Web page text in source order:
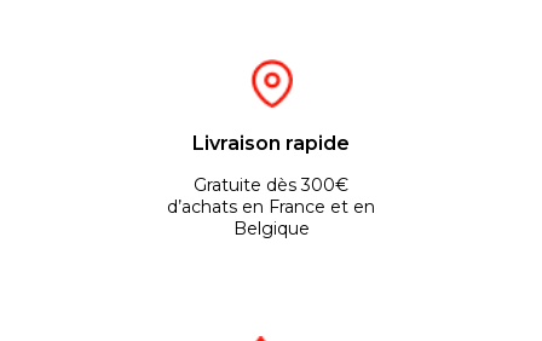
Livraison rapide
Gratuite dès 300€
d’achats en France et en
Belgique